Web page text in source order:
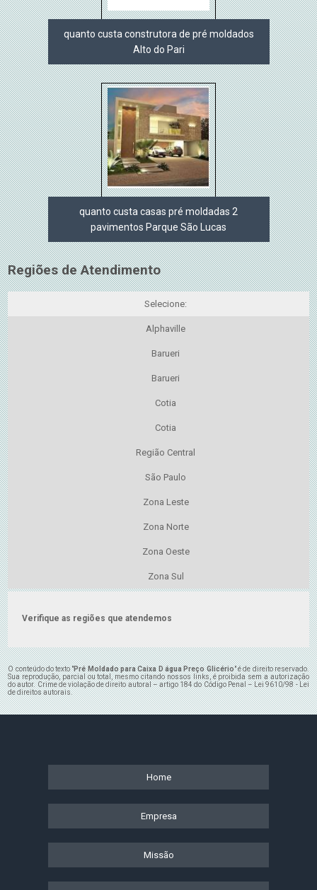
quanto custa construtora de pré moldados
Alto do Pari
quanto custa casas pré moldadas 2
pavimentos Parque São Lucas
Regiões de Atendimento
Selecione:
Alphaville
Barueri
Barueri
Cotia
Cotia
Região Central
São Paulo
Zona Leste
Zona Norte
Zona Oeste
Zona Sul
Verifique as regiões que atendemos
O conteúdo do texto "Pré Moldado para Caixa D água Preço Glicério" é de direito reservado.
Sua reprodução, parcial ou total, mesmo citando nossos links, é proibida sem a autorização
do autor. Crime de violação de direito autoral – artigo 184 do Código Penal –Lei 9610/98 - Lei
de direitos autorais.
Home
Empresa
Missão